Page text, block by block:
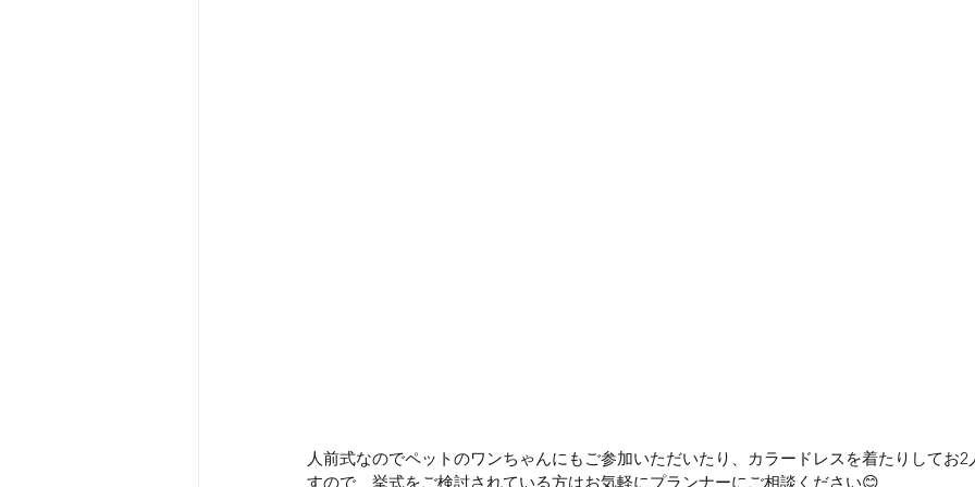
人前式なのでペットのワンちゃんにもご参加いただいたり、カラードレスを着たりしてお2
すので、挙式をご検討されている方はお気軽にプランナーにご相談ください😊